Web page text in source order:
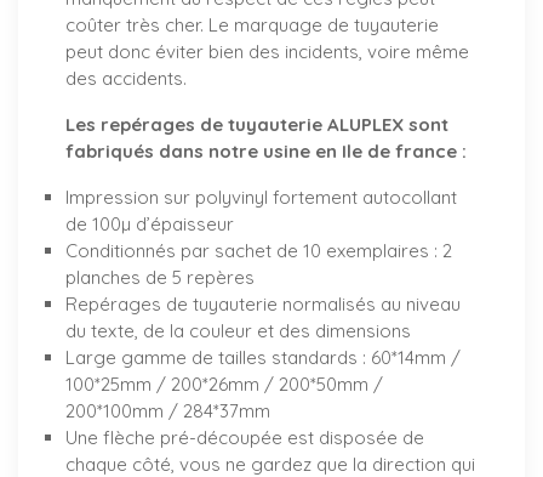
coûter très cher. Le marquage de tuyauterie
peut donc éviter bien des incidents, voire même
des accidents.
Les repérages de tuyauterie ALUPLEX sont
fabriqués dans notre usine en Ile de france :
Impression sur polyvinyl fortement autocollant
de 100µ d’épaisseur
Conditionnés par sachet de 10 exemplaires : 2
planches de 5 repères
Repérages de tuyauterie normalisés au niveau
du texte, de la couleur et des dimensions
Large gamme de tailles standards : 60*14mm /
100*25mm / 200*26mm / 200*50mm /
200*100mm / 284*37mm
Une flèche pré-découpée est disposée de
chaque côté, vous ne gardez que la direction qui